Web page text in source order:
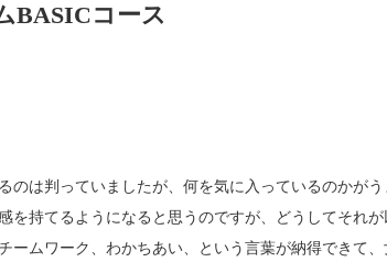
BASICコース
のは判っていましたが、何を気に入っているのかがう
を持てるようになると思うのですが、どうしてそれ
ームワーク、わかちあい、という言葉が納得できて